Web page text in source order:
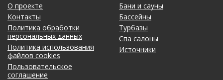
О проекте
Контакты
Политика обработки
персональных данных
Политика использования
файлов cookies
Пользовательское
соглашение
Бани и сауны
Бассейны
Турбазы
Спа салоны
Источники